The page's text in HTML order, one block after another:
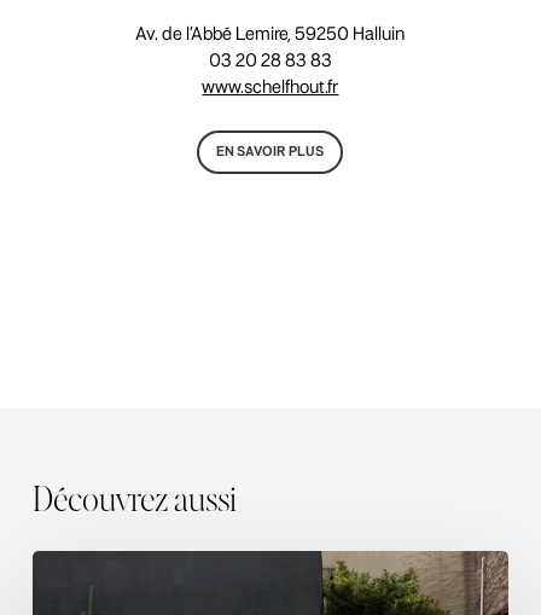
Av. de l’Abbé Lemire, 59250 Halluin
03 20 28 83 83
www.schelfhout.fr
EN SAVOIR PLUS
Découvrez aussi